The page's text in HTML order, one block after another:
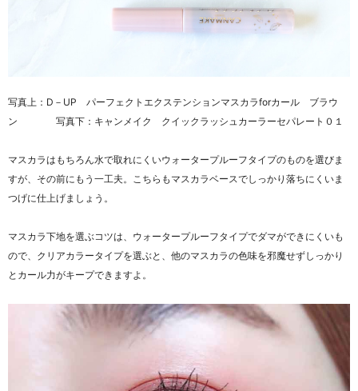
写真上：D－UP パーフェクトエクステンションマスカラforカール ブラウ
ン 写真下：キャンメイク クイックラッシュカーラーセパレート０１
マスカラはもちろん水で取れにくいウォータープルーフタイプのものを選びま
すが、その前にもう一工夫。こちらもマスカラベースでしっかり落ちにくいま
つげに仕上げましょう。
マスカラ下地を選ぶコツは、ウォータープルーフタイプでダマができにくいも
ので、クリアカラータイプを選ぶと、他のマスカラの色味を邪魔せずしっかり
とカール力がキープできますよ。